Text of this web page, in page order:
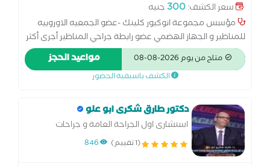
سعر الكشف:300 جنيه
مؤسس مجموعة انوكيور كلينك -عضو الجمعيه الاوروبيه
للمناظير و الجهاز الهضمي عضو رابطة جراحي المناظير أجرى أكثر
من 2000 عملية خاصة بأمراض الشرج مؤلف اول كتاب باللغة
العربية لأمراض الشرج في مصر والع د. عصام مركز اينو كلينيك
بواسير: خدماتنا 1- علاج البواسير الداخلية والخارجية بالمنظار
السقوط الشرجى في الأطفال د. عصام مركز اينو كلينيك بواسير:
مستوى لراحة المرضى 2- خبرة أكثر من ألف عملية للشرج تم
متاح من يوم 2026-08-08 مواعيد الحجز
الكشف باسبقية الحضور
دكتور طارق شكرى ابو علو
استشارى اول الجراحة العامة و جراحات
المناظير المتقدمة و السمنة
(1 تقييم) 846